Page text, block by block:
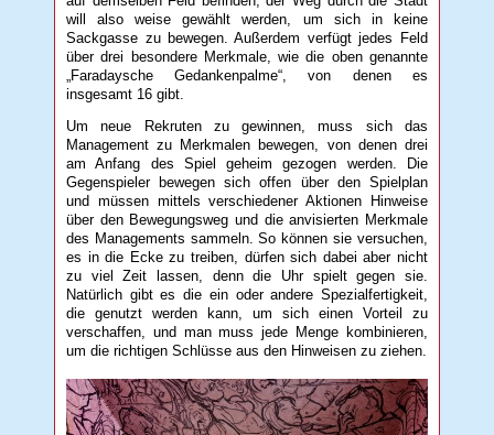
will also weise gewählt werden, um sich in keine
Sackgasse zu bewegen. Außerdem verfügt jedes Feld
über drei besondere Merkmale, wie die oben genannte
„Faradaysche Gedankenpalme“, von denen es
insgesamt 16 gibt.
Um neue Rekruten zu gewinnen, muss sich das
Management zu Merkmalen bewegen, von denen drei
am Anfang des Spiel geheim gezogen werden. Die
Gegenspieler bewegen sich offen über den Spielplan
und müssen mittels verschiedener Aktionen Hinweise
über den Bewegungsweg und die anvisierten Merkmale
des Managements sammeln. So können sie versuchen,
es in die Ecke zu treiben, dürfen sich dabei aber nicht
zu viel Zeit lassen, denn die Uhr spielt gegen sie.
Natürlich gibt es die ein oder andere Spezialfertigkeit,
die genutzt werden kann, um sich einen Vorteil zu
verschaffen, und man muss jede Menge kombinieren,
um die richtigen Schlüsse aus den Hinweisen zu ziehen.